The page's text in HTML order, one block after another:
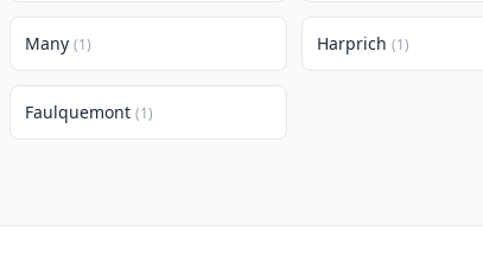
Many (1) Harprich (1)
Faulquemont (1)